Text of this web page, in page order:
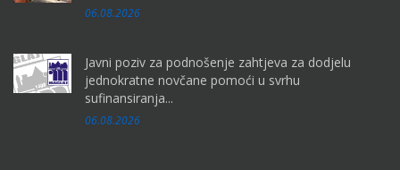
06.08.2026
Javni poziv za podnošenje zahtjeva za dodjelu
jednokratne novčane pomoći u svrhu
sufinansiranja...
06.08.2026